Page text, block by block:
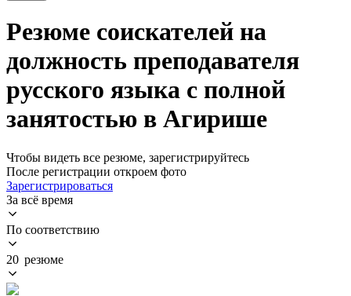
Резюме соискателей на
должность преподавателя
русского языка с полной
занятостью в Агирише
Чтобы видеть все резюме, зарегистрируйтесь
После регистрации откроем фото
Зарегистрироваться
За всё время
По соответствию
20 резюме